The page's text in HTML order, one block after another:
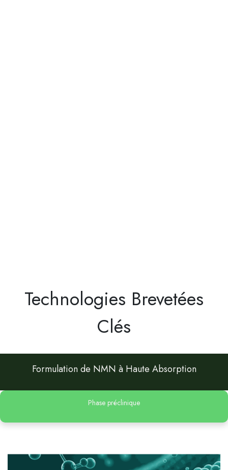
Technologies Brevetées
Clés
Formulation de NMN à Haute Absorption
Phase préclinique